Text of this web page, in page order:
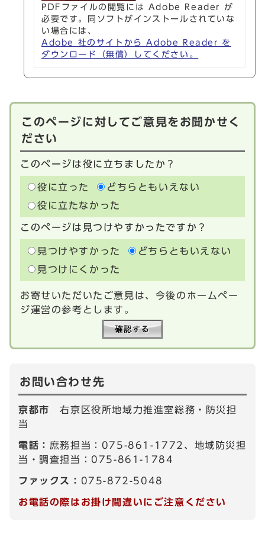
PDFファイルの閲覧には Adobe Reader が
必要です。同ソフトがインストールされていな
い場合には、
Adobe 社のサイトから Adobe Reader を
ダウンロード（無償）してください。
このページに対してご意見をお聞かせく
ださい
このページは役に立ちましたか？
役に立った
どちらともいえない
役に立たなかった
このページは見つけやすかったですか？
見つけやすかった
どちらともいえない
見つけにくかった
お寄せいただいたご意見は、今後のホームペー
ジ運営の参考とします。
お問い合わせ先
京都市右京区役所地域力推進室総務・防災担
当
電話： 庶務担当：075-861-1772、地域防災担
当・調査担当：075-861-1784
ファックス： 075-872-5048
お電話の際はお掛け間違いにご注意ください